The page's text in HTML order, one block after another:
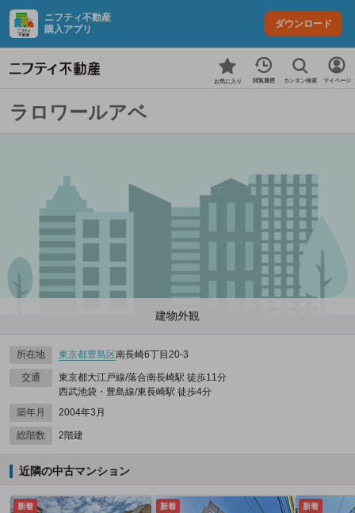
ニフティ不動産
購入アプリ
ダウンロード
お気に入り 閲覧履歴 カンタン検索 マイページ
ラロワールアベ
建物外観
所在地 東京都豊島区南長崎6丁目20-3
交通
東京都大江戸線/落合南長崎駅 徒歩11分
西武池袋・豊島線/東長崎駅 徒歩4分
築年月
2004年3月
総階数 2階建
近隣の中古マンション
新着 新着 新着